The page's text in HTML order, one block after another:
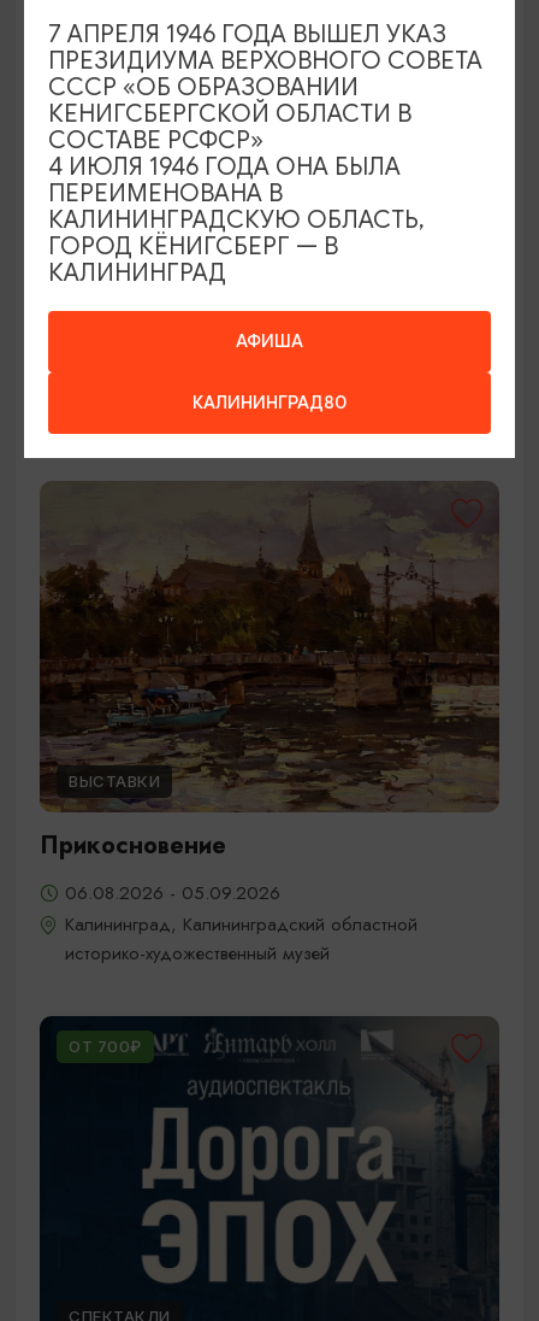
КОНЦЕРТЫ
Саундтреки на органе
Калининград, Калининградская областная
филармония им. Е.Ф. Светланова
ВЫСТАВКИ
Прикосновение
06.08.2026 - 05.09.2026
Калининград, Калининградский областной
историко-художественный музей
ОТ 700₽
СПЕКТАКЛИ
АФИША
КАЛИНИНГРАД80
7 АПРЕЛЯ 1946 ГОДА ВЫШЕЛ УКАЗ
ПРЕЗИДИУМА ВЕРХОВНОГО СОВЕТА
СССР «ОБ ОБРАЗОВАНИИ
КЕНИГСБЕРГСКОЙ ОБЛАСТИ В
СОСТАВЕ РСФСР»
4 ИЮЛЯ 1946 ГОДА ОНА БЫЛА
ПЕРЕИМЕНОВАНА В
КАЛИНИНГРАДСКУЮ ОБЛАСТЬ,
ГОРОД КЁНИГСБЕРГ — В
КАЛИНИНГРАД